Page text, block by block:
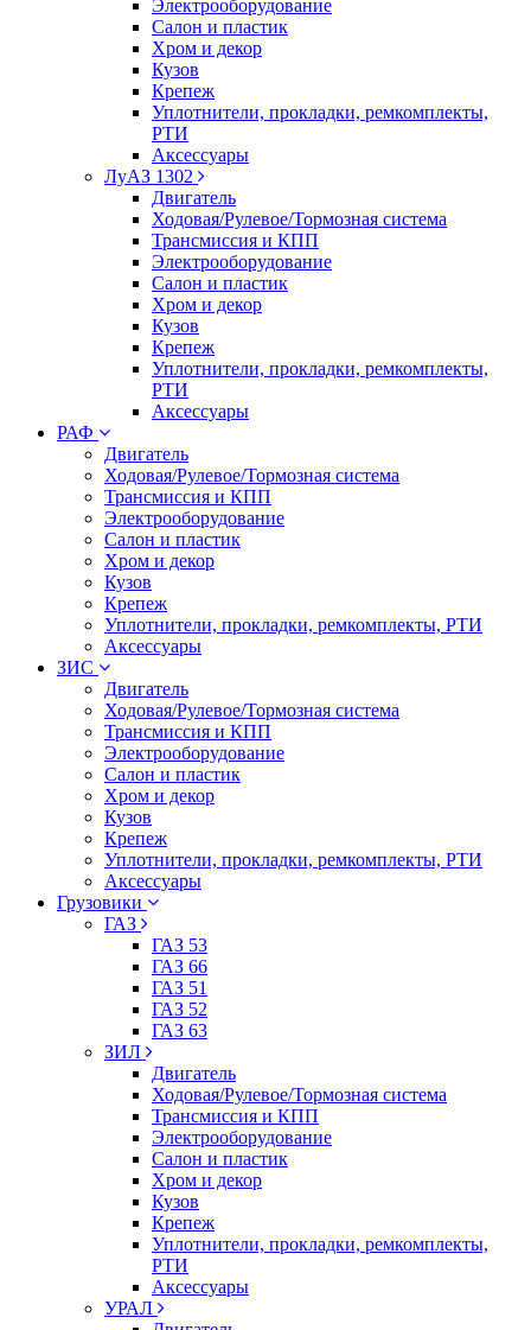
Электрооборудование
Салон и пластик
Хром и декор
Кузов
Крепеж
Уплотнители, прокладки, ремкомплекты,
РТИ
Аксессуары
ЛуАЗ 1302
Двигатель
Ходовая/Рулевое/Тормозная система
Трансмиссия и КПП
Электрооборудование
Салон и пластик
Хром и декор
Кузов
Крепеж
Уплотнители, прокладки, ремкомплекты,
РТИ
Аксессуары
РАФ
Двигатель
Ходовая/Рулевое/Тормозная система
Трансмиссия и КПП
Электрооборудование
Салон и пластик
Хром и декор
Кузов
Крепеж
Уплотнители, прокладки, ремкомплекты, РТИ
Аксессуары
ЗИС
Двигатель
Ходовая/Рулевое/Тормозная система
Трансмиссия и КПП
Электрооборудование
Салон и пластик
Хром и декор
Кузов
Крепеж
Уплотнители, прокладки, ремкомплекты, РТИ
Аксессуары
Грузовики
ГАЗ
ГАЗ 53
ГАЗ 66
ГАЗ 51
ГАЗ 52
ГАЗ 63
ЗИЛ
Двигатель
Ходовая/Рулевое/Тормозная система
Трансмиссия и КПП
Электрооборудование
Салон и пластик
Хром и декор
Кузов
Крепеж
Уплотнители, прокладки, ремкомплекты,
РТИ
Аксессуары
УРАЛ